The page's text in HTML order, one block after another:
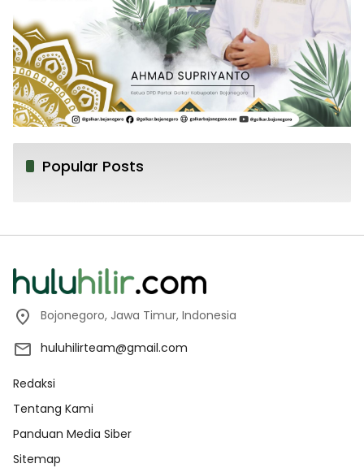
Popular Posts
Bojonegoro, Jawa Timur, Indonesia
huluhilirteam@gmail.com
Redaksi
Tentang Kami
Panduan Media Siber
Sitemap